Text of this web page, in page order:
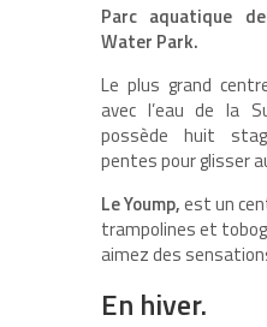
Parc aquatique
Water Park.
Le plus grand
avec l’eau de la
possède huit
pentes pour glisser
Le Yoump,est un
trampolines et
aimez des
En hiver.